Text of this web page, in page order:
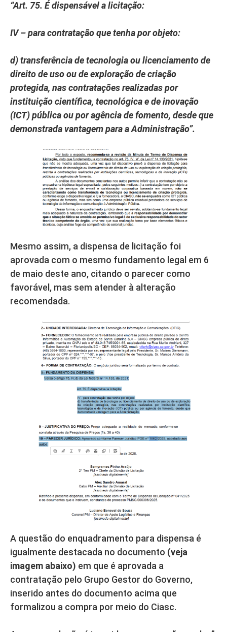
“Art. 75. É dispensável a licitação:
IV – para contratação que tenha por objeto:
d) transferência de tecnologia ou licenciamento de
direito de uso ou de exploração de criação
protegida, nas contratações realizadas por
instituição científica, tecnológica e de inovação
(ICT) pública ou por agência de fomento, desde que
demonstrada vantagem para a Administração”.
Mesmo assim, a dispensa de licitação foi
aprovada com o mesmo fundamento legal em 6
de maio deste ano, citando o parecer como
favorável, mas sem atender à alteração
recomendada.
A questão do enquadramento para dispensa é
igualmente destacada no documento (veja
imagem abaixo) em que é aprovada a
contratação pelo Grupo Gestor do Governo,
inserido antes do documento acima que
formalizou a compra por meio do Ciasc.